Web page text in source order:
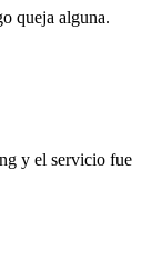
queja alguna.
y el servicio fue